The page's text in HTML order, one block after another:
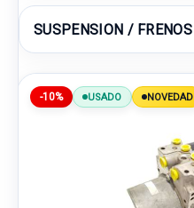
SUSPENSION / FRENOS
-10% USADO NOVEDAD